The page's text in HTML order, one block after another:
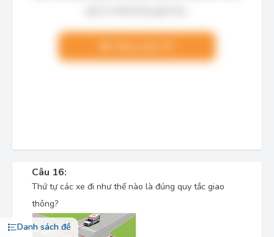
Danh sách đề
Câu 16:
Thứ tự các xe đi như thế nào là đúng quy tắc giao
thông?